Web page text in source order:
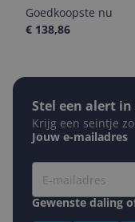
Goedkoopste nu
€ 138,86
Stel een alert
Krijg een seintje
Jouw e-mailadres
Gewenste daling